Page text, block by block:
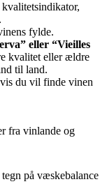
fylde.
eller “Vieilles
kvalitet eller ældre
til land.
du vil finde vinen
fra vinlande og
på væske­balance